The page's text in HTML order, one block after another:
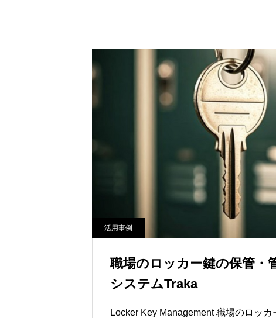
活用事例
職場のロッカー鍵の保管・
システムTraka
Locker Key Management 職場のロッカーの鍵 正しい保管・管